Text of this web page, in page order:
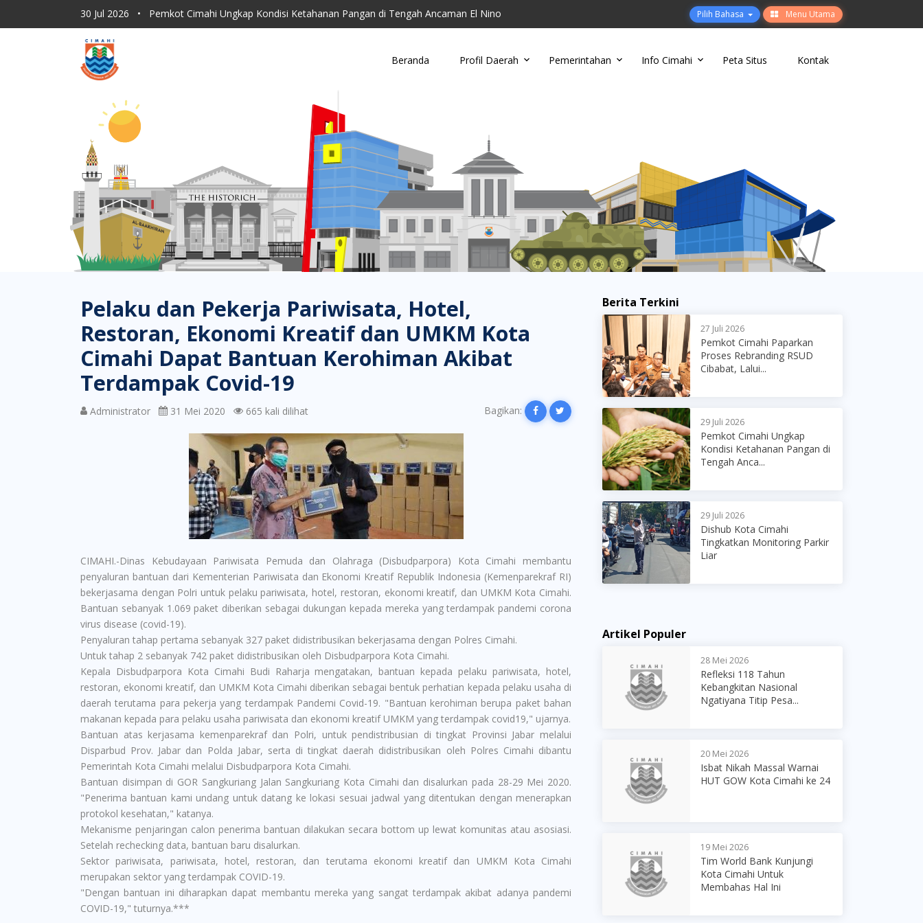
30 Jul 2026 •
Pemkot Cimahi Ungkap Kondisi Ketahanan Pangan di Tengah Ancaman El Nino
30 Jul 2026 • Dishub Kota Cimahi Tingkatkan Monitoring Parkir Liar
30 Jul 2026
30 Jul 2026
Lahan Kering Terbakar Saat Kemarau, Damkar Cimahi Minta Warga Tidak Buang Puntun...
30 Jul 2026
Pilih Bahasa Menu Utama
Beranda Profil Daerah Pemerintahan Info Cimahi Peta Situs Kontak
Pelaku dan Pekerja Pariwisata, Hotel,
Restoran, Ekonomi Kreatif dan UMKM Kota
Cimahi Dapat Bantuan Kerohiman Akibat
Terdampak Covid-19
Administrator 31 Mei 2020 665 kali dilihat Bagikan:
CIMAHI.-Dinas Kebudayaan Pariwisata Pemuda dan Olahraga (Disbudparpora) Kota Cimahi membantu
penyaluran bantuan dari Kementerian Pariwisata dan Ekonomi Kreatif Republik Indonesia (Kemenparekraf RI)
bekerjasama dengan Polri untuk pelaku pariwisata, hotel, restoran, ekonomi kreatif, dan UMKM Kota Cimahi.
Bantuan sebanyak 1.069 paket diberikan sebagai dukungan kepada mereka yang terdampak pandemi corona
virus disease (covid-19).
Penyaluran tahap pertama sebanyak 327 paket didistribusikan bekerjasama dengan Polres Cimahi.
Untuk tahap 2 sebanyak 742 paket didistribusikan oleh Disbudparpora Kota Cimahi.
Kepala Disbudparpora Kota Cimahi Budi Raharja mengatakan, bantuan kepada pelaku pariwisata, hotel,
restoran, ekonomi kreatif, dan UMKM Kota Cimahi diberikan sebagai bentuk perhatian kepada pelaku usaha di
daerah terutama para pekerja yang terdampak Pandemi Covid-19. "Bantuan kerohiman berupa paket bahan
makanan kepada para pelaku usaha pariwisata dan ekonomi kreatif UMKM yang terdampak covid19," ujarnya.
Bantuan atas kerjasama kemenparekraf dan Polri, untuk pendistribusian di tingkat Provinsi Jabar melalui
Disparbud Prov. Jabar dan Polda Jabar, serta di tingkat daerah didistribusikan oleh Polres Cimahi dibantu
Pemerintah Kota Cimahi melalui Disbudparpora Kota Cimahi.
Bantuan disimpan di GOR Sangkuriang Jalan Sangkuriang Kota Cimahi dan disalurkan pada 28-29 Mei 2020.
"Penerima bantuan kami undang untuk datang ke lokasi sesuai jadwal yang ditentukan dengan menerapkan
protokol kesehatan," katanya.
Mekanisme penjaringan calon penerima bantuan dilakukan secara bottom up lewat komunitas atau asosiasi.
Setelah rechecking data, bantuan baru disalurkan.
Sektor pariwisata, pariwisata, hotel, restoran, dan terutama ekonomi kreatif dan UMKM Kota Cimahi
merupakan sektor yang terdampak COVID-19.
"Dengan bantuan ini diharapkan dapat membantu mereka yang sangat terdampak akibat adanya pandemi
COVID-19," tuturnya.***
Berita Terkini
27 Juli 2026
Pemkot Cimahi Paparkan
Proses Rebranding RSUD
Cibabat, Lalui...
29 Juli 2026
Pemkot Cimahi Ungkap
Kondisi Ketahanan Pangan di
Tengah Anca...
29 Juli 2026
Dishub Kota Cimahi
Tingkatkan Monitoring Parkir
Liar
Artikel Populer
28 Mei 2026
Refleksi 118 Tahun
Kebangkitan Nasional
Ngatiyana Titip Pesa...
20 Mei 2026
Isbat Nikah Massal Warnai
HUT GOW Kota Cimahi ke 24
19 Mei 2026
Tim World Bank Kunjungi
Kota Cimahi Untuk
Membahas Hal Ini